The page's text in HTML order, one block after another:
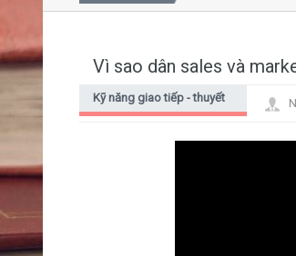
Vì sao dân sales và
Kỹ năng giao tiếp - thuyết